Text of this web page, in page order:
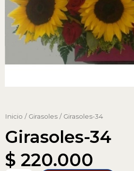
Inicio / Girasoles / Girasoles-34
Girasoles-34
$ 220.000